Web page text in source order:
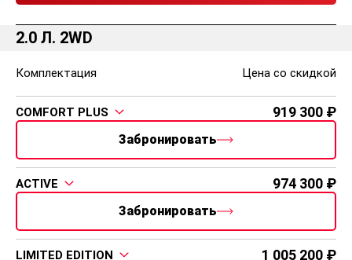
2.0 Л. 2WD
Комплектация Цена со скидкой
COMFORT PLUS 919 300
Забронировать
ACTIVE 974 300
Забронировать
LIMITED EDITION 1 005 200